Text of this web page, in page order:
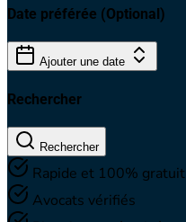
Date préférée (Optional)
Ajouter une date
Rechercher
Rechercher
Rapide et 100% gratuit
Avocats vérifiés